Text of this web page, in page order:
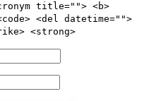
title=""> <b>
<del datetime="">
<strong>